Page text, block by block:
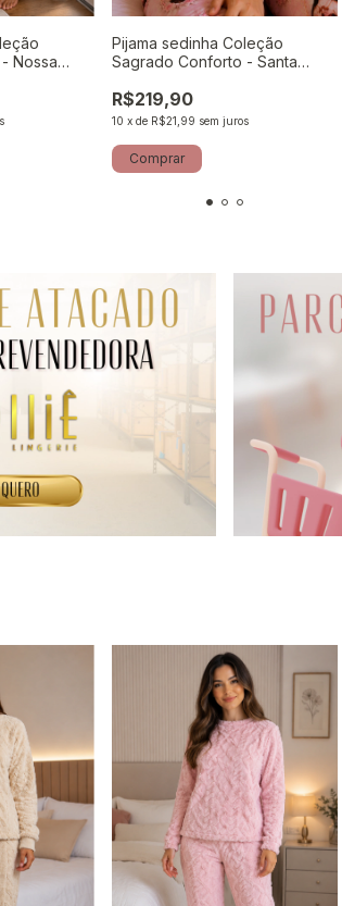
Nossa
Pijama sedinha Coleção
Sagrado Conforto - Santa
R$219,90
10 x de R$21,99 sem juros
Comprar